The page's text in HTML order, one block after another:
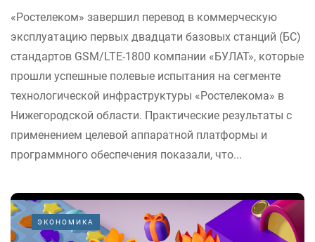
«Ростелеком» завершил перевод в коммерческую
эксплуатацию первых двадцати базовых станций (БС)
стандартов GSM/LTE-1800 компании «БУЛАТ», которые
прошли успешные полевые испытания на сегменте
технологической инфраструктуры «Ростелекома» в
Нижегородской области. Практические результаты с
применением целевой аппаратной платформы и
программного обеспечения показали, что...
ЭКОНОМИКА